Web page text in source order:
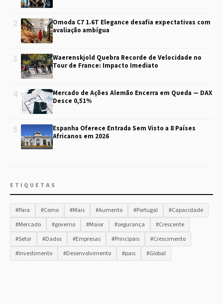
2
Omoda C7 1.6T Elegance desafia expectativas com
avaliação ambígua
3
Waerenskjold Quebra Recorde de Velocidade no
Tour de France: Impacto Imediato
4
Mercado de Ações Alemão Encerra em Queda — DAX
Desce 0,51%
5
Espanha Oferece Entrada Sem Visto a 8 Países
Africanos em 2026
ETIQUETAS
#Para #Como #Mais #Aumento #Portugal
#Capacidade
#Mercado
#governo #Maior #segurança
#Crescente
#Setor
#Dados #Empresas #Principais
#Crescimento
#Investimento
#Desenvolvimento #pais #Global